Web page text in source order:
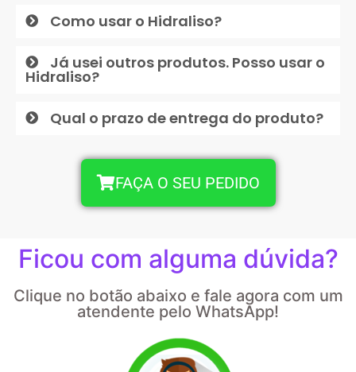
Como usar o Hidraliso?
Já usei outros produtos. Posso usar o
Hidraliso?
Qual o prazo de entrega do produto?
FAÇA O SEU PEDIDO
Ficou com alguma dúvida?
Clique no botão abaixo e fale agora com um
atendente pelo WhatsApp!